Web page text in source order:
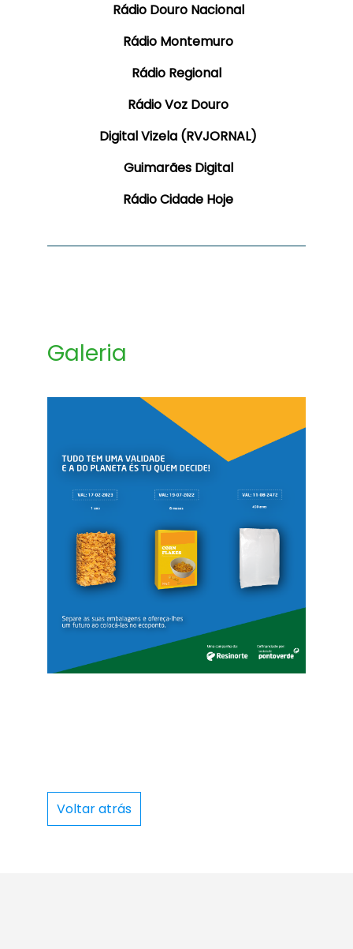
Rádio Douro Nacional
Rádio Montemuro
Rádio Regional
Rádio Voz Douro
Digital Vizela (RVJORNAL)
Guimarães Digital
Rádio Cidade Hoje
Galeria
Voltar atrás